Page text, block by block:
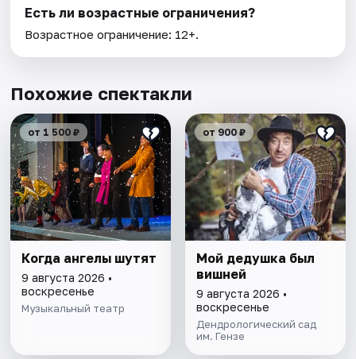
Есть ли возрастные ограничения?
Возрастное ограничение: 12+.
Похожие спектакли
от 1 500 ₽
Когда ангелы шутят
9 августа 2026 •
воскресенье
Музыкальный театр
от 900 ₽
Мой дедушка был
вишней
9 августа 2026 •
воскресенье
Дендрологический сад
им. Гензе